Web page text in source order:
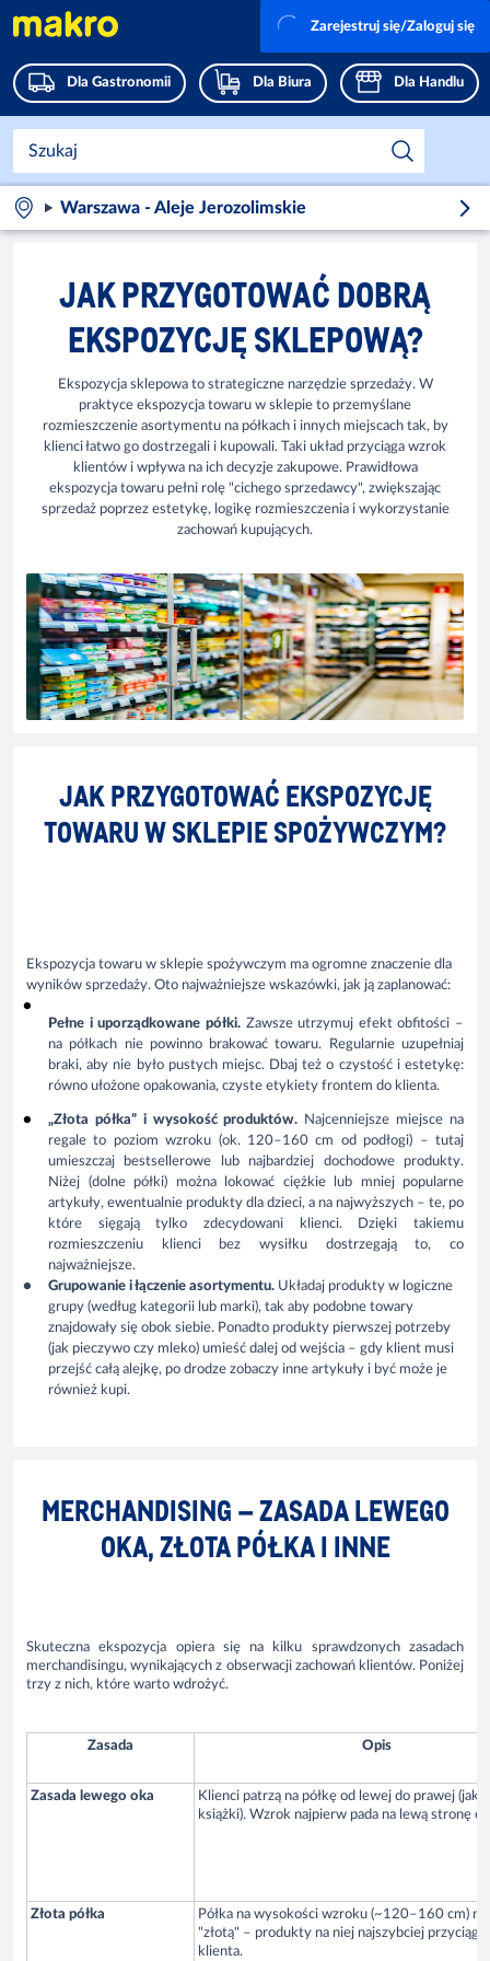
Dla Gastronomii Dla Biura Dla Handlu
Zarejestruj się/Zaloguj się
Warszawa - Aleje Jerozolimskie
JAK PRZYGOTOWAĆ DOBRĄ
EKSPOZYCJĘ SKLEPOWĄ?
Ekspozycja sklepowa to strategiczne narzędzie sprzedaży. W
praktyce ekspozycja towaru w sklepie to przemyślane
rozmieszczenie asortymentu na półkach i innych miejscach tak, by
klienci łatwo go dostrzegali i kupowali. Taki układ przyciąga wzrok
klientów i wpływa na ich decyzje zakupowe. Prawidłowa
ekspozycja towaru pełni rolę "cichego sprzedawcy", zwiększając
sprzedaż poprzez estetykę, logikę rozmieszczenia i wykorzystanie
zachowań kupujących.
JAK PRZYGOTOWAĆ EKSPOZYCJĘ
TOWARU W SKLEPIE SPOŻYWCZYM?
Ekspozycja towaru w sklepie spożywczym ma ogromne znaczenie dla
wyników sprzedaży. Oto najważniejsze wskazówki, jak ją zaplanować:
Pełne i uporządkowane półki.Zawsze utrzymuj efekt obfitości –
na półkach nie powinno brakować towaru. Regularnie uzupełniaj
braki, aby nie było pustych miejsc. Dbaj też o czystość i estetykę:
równo ułożone opakowania, czyste etykiety frontem do klienta.
„Złota półka” i wysokość produktów. Najcenniejsze miejsce na
regale to poziom wzroku (ok. 120–160 cm od podłogi) – tutaj
umieszczaj bestsellerowe lub najbardziej dochodowe produkty.
Niżej (dolne półki) można lokować ciężkie lub mniej popularne
artykuły, ewentualnie produkty dla dzieci, a na najwyższych – te, po
które sięgają tylko zdecydowani klienci. Dzięki takiemu
rozmieszczeniu klienci bez wysiłku dostrzegają to, co
najważniejsze.
Grupowanie i łączenie asortymentu. Układaj produkty w logiczne
grupy (według kategorii lub marki), tak aby podobne towary
znajdowały się obok siebie. Ponadto produkty pierwszej potrzeby
(jak pieczywo czy mleko) umieść dalej od wejścia – gdy klient musi
przejść całą alejkę, po drodze zobaczy inne artykuły i być może je
również kupi.
MERCHANDISING – ZASADA LEWEGO
OKA, ZŁOTA PÓŁKA I INNE
Skuteczna ekspozycja opiera się na kilku sprawdzonych zasadach
merchandisingu, wynikających z obserwacji zachowań klientów. Poniżej
trzy z nich, które warto wdrożyć.
Zasada Opis
Zasada lewego oka
Klienci patrzą na półkę od lewej do prawej (jak
książki). Wzrok najpierw pada na lewą stronę
Złota półka
Półka na wysokości wzroku (~120–160 cm)
"złotą" – produkty na niej najszybciej
klienta.